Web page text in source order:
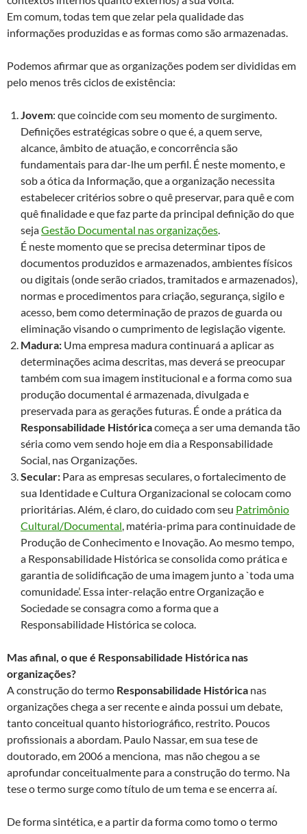
Em comum, todas tem que zelar pela qualidade das
informações produzidas e as formas como são armazenadas.
Podemos afirmar que as organizações podem ser divididas em
pelo menos três ciclos de existência:
Jovem: que coincide com seu momento de surgimento.
Definições estratégicas sobre o que é, a quem serve,
alcance, âmbito de atuação, e concorrência são
fundamentais para dar-lhe um perfil. É neste momento, e
sob a ótica da Informação, que a organização necessita
estabelecer critérios sobre o quê preservar, para quê e com
quê finalidade e que faz parte da principal definição do que
sejaGestão Documental nas organizações
É neste momento que se precisa determinar tipos de
documentos produzidos e armazenados, ambientes físicos
ou digitais (onde serão criados, tramitados e armazenados),
normas e procedimentos para criação, segurança, sigilo e
acesso, bem como determinação de prazos de guarda ou
eliminação visando o cumprimento de legislação vigente.
Madura: Uma empresa madura continuará a aplicar as
determinações acima descritas, mas deverá se preocupar
também com sua imagem institucional e a forma como sua
produção documental é armazenada, divulgada e
preservada para as gerações futuras. É onde a prática da
Responsabilidade Históricacomeça a ser uma demanda tão
séria como vem sendo hoje em dia a Responsabilidade
Social, nas Organizações.
Secular: Para as empresas seculares, o fortalecimento de
sua Identidade e Cultura Organizacional se colocam como
prioritárias. Além, é claro, do cuidado com seu Patrimônio
Cultural/Documental , matéria-prima para continuidade de
Produção de Conhecimento e Inovação. Ao mesmo tempo,
a Responsabilidade Histórica se consolida como prática e
garantia de solidificação de uma imagem junto a `toda uma
comunidade’. Essa inter-relação entre Organização e
Sociedade se consagra como a forma que a
Responsabilidade Histórica se coloca.
Mas afinal, o que é Responsabilidade Histórica nas
organizações?
A construção do termo Responsabilidade Histórica nas
organizações chega a ser recente e ainda possui um debate,
tanto conceitual quanto historiográfico, restrito. Poucos
profissionais a abordam. Paulo Nassar, em sua tese de
doutorado, em 2006 a menciona, mas não chegou a se
aprofundar conceitualmente para a construção do termo. Na
tese o termo surge como título de um tema e se encerra aí.
De forma sintética, e a partir da forma como tomo o termo